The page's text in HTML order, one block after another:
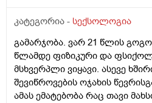
ყველაფერი. მაგრამ ამ
კატეგორია - სექსოლოგია
გამარჯობა. ვარ 21 წლის
წლამდე ფიზიკური და
მსხვერპლი ვიყავი. ასევე
შევიწროვების ოჯახის
ამას ემატებობა რაც თავი